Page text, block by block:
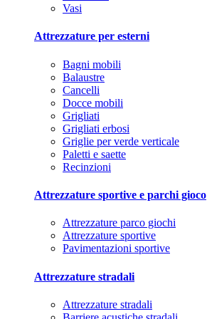
Vasi
Attrezzature per esterni
Bagni mobili
Balaustre
Cancelli
Docce mobili
Grigliati
Grigliati erbosi
Griglie per verde verticale
Paletti e saette
Recinzioni
Attrezzature sportive e parchi gioco
Attrezzature parco giochi
Attrezzature sportive
Pavimentazioni sportive
Attrezzature stradali
Attrezzature stradali